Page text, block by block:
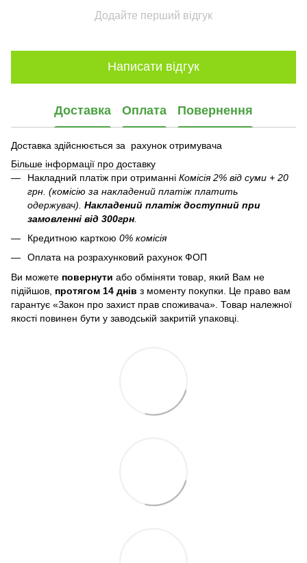
Додайте перший відгук
Написати відгук
Доставка Оплата Повернення
Доставка здійснюється за рахунок отримувача
Більше інформації про доставку
Накладний платіж при отриманні Комісія 2% від суми + 20
грн. (комісію за накладений платіж платить
одержувач). Накладений платіж доступний при
замовленні від 300грн
Кредитною карткою 0% комісія
Оплата на розрахунковий рахунок ФОП
Ви можете повернути або обміняти товар, який Вам не
підійшов, протягом 14 днів з моменту покупки. Це право вам
гарантує «Закон про захист прав споживача». Товар належної
якості повинен бути у заводській закритій упаковці.